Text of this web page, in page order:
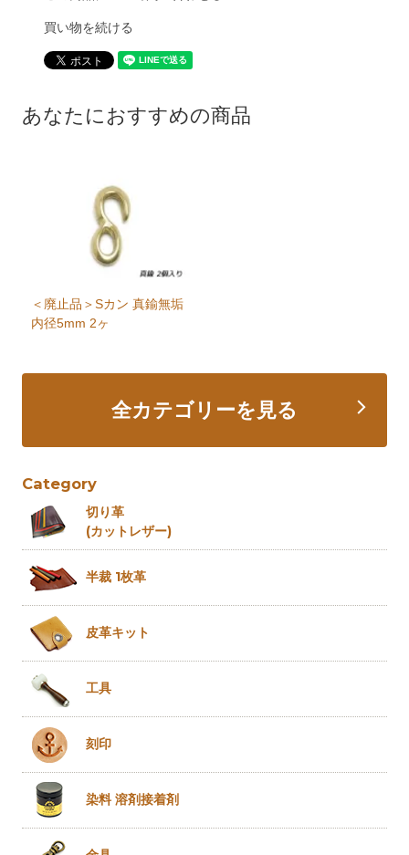
買い物を続ける
あなたにおすすめの商品
＜廃止品＞Sカン 真鍮無垢
内径5mm 2ヶ
全カテゴリーを見る
Category
切り革
(カットレザー)
半裁 1枚革
皮革キット
工具
刻印
染料 溶剤接着剤